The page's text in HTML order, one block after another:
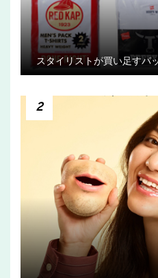
スタイリストが買い足すパ
2